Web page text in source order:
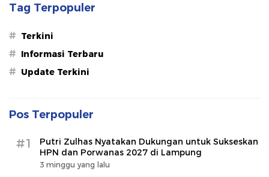
Tag Terpopuler
# Terkini
# Informasi Terbaru
# Update Terkini
Pos Terpopuler
#1
Putri Zulhas Nyatakan Dukungan untuk Sukseskan
HPN dan Porwanas 2027 di Lampung
3 minggu yang lalu